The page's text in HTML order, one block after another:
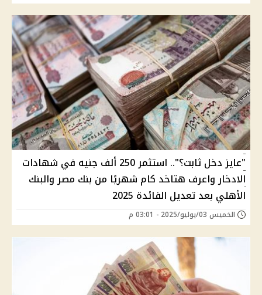
"عايز دخل ثابت؟".. استثمر 250 ألف جنيه في شهادات
الادخار واعرف هتاخد كام شهريًا من بنك مصر والبنك
الأهلي بعد تعديل الفائدة 2025
الخميس 03/يوليو/2025 - 03:01 م